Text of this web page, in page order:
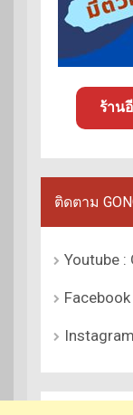
ร้าน
ติดตาม
Youtube :